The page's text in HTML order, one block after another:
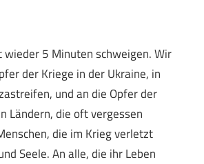
5 Minuten schweigen. Wir
der Kriege in der Ukraine, in
und an die Opfer der
Ländern, die oft vergessen
die im Krieg verletzt
Seele. An alle, die ihr Leben